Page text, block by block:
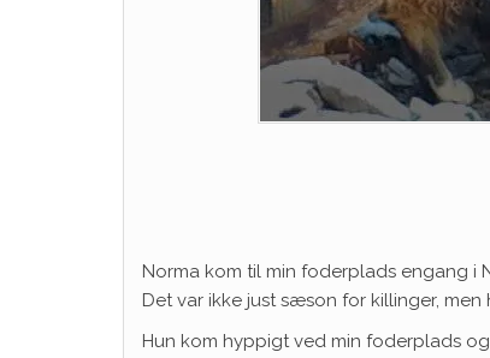
Norma kom til min foderplads engang i
Det var ikke just sæson for killinger,
Hun kom hyppigt ved min foderplads